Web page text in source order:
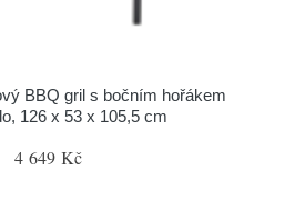
BBQ gril s bočním hořákem
126 x 53 x 105,5 cm
4 649 Kč